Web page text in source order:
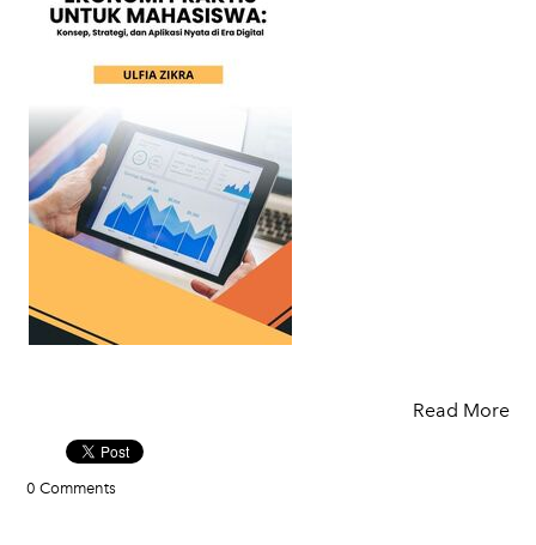
Read More
0 Comments